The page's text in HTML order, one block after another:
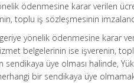
ödenmesine karar verilen
toplu iş sözleşmesinin
yönelik ödenmesine karar
belgelerinin ise işverenin,
sendikaya üye olması halinde,
bir sendikaya üye